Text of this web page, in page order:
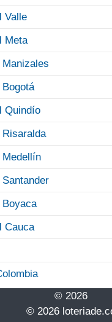
Valle
Meta
Quindío
Medellín
Cauca
© 2026
© 2026